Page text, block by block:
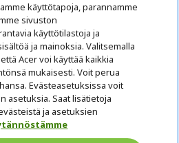
ja palvelujen valtuutettu
käyttötapoja, parannamme
sivuston
käyttötilastoja ja
ja mainoksia. Valitsemalla
Acer voi käyttää kaikkia
mukaisesti. Voit perua
Evästeasetuksissa voit
asetuksia. Saat lisätietoja
ja asetuksien